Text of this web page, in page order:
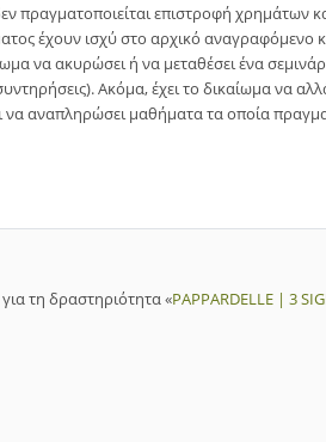
πραγματοποιείται επιστροφή χρημάτων
έχουν ισχύ στο αρχικό αναγραφόμενο
να ακυρώσει ή να μεταθέσει ένα
Ακόμα, έχει το δικαίωμα να
αναπληρώσει μαθήματα τα οποία
τη δραστηριότητα «PAPPARDELLE | 3